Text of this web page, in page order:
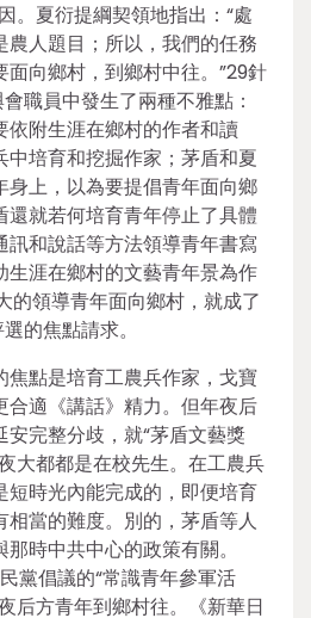
。夏衍提綱契領地指出：“處
人題目；所以，我們的任務
向鄉村，到鄉村中往。”29針
職員中發生了兩種不雅點：
依附生涯在鄉村的作者和讀
培育和挖掘作家；茅盾和夏
身上，以為要提倡青年面向鄉
就若何培育青年停止了具體
和說話等方法領導青年書寫
生涯在鄉村的文藝青年景為作
的領導青年面向鄉村，就成了
的焦點請求。
焦點是培育工農兵作家，戈寶
合適《講話》精力。但年夜后
完整分歧，就“茅盾文藝獎
大都都是在校先生。在工農兵
短時光內能完成的，即便培育
當的難度。別的，茅盾等人
時中共中心的政策有關。
黨倡議的“常識青年參軍活
后方青年到鄉村往。《新華日